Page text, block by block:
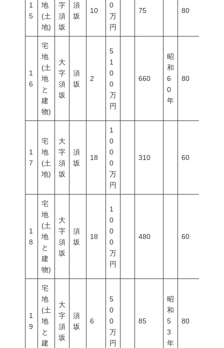
1
5
地
(土
地)
字
須
坂
須
坂
10
0
万
円
75 80
1
6
宅
地
(土
地
と
建
物)
大
字
須
坂
須
坂
2
5
1
0
0
万
円
660
昭
和
6
0
年
80
1
7
宅
地
(土
地)
大
字
須
坂
須
坂
18
1
0
0
0
万
円
310 60
1
8
宅
地
(土
地
と
建
物)
大
字
須
坂
須
坂
18
1
0
0
0
万
円
480 60
1
9
宅
地
(土
地
と
建
大
字
須
坂
須
坂
6
5
0
0
万
円
85
昭
和
5
3
年
80